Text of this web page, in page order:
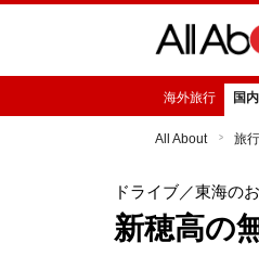
海外旅行 国
All About 旅行
ドライブ／東海の
新穂高の